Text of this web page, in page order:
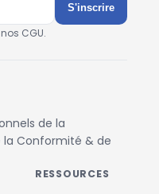
S'inscrire
CGU.
de la
la Conformité & de
RESSOURCES